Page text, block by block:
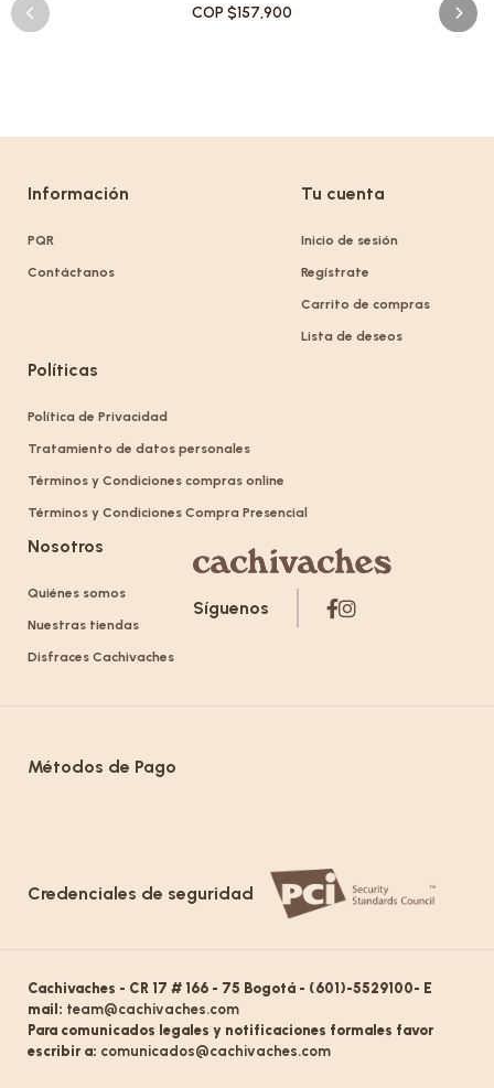
COP $157,900
Información
PQR
Contáctanos
Tu cuenta
Inicio de sesión
Regístrate
Carrito de compras
Lista de deseos
Políticas
Política de Privacidad
Tratamiento de datos personales
Términos y Condiciones compras online
Términos y Condiciones Compra Presencial
Nosotros
Quiénes somos
Nuestras tiendas
Disfraces Cachivaches
Síguenos
Métodos de Pago
Credenciales de seguridad
Cachivaches - CR 17 # 166 - 75 Bogotá - (601)-5529100- E
mail: team@cachivaches.com
Para comunicados legales y notificaciones formales favor
escribir a: comunicados@cachivaches.com